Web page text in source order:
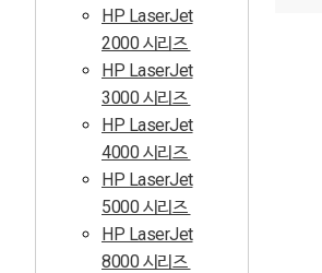
HP LaserJet
2000 시리즈
HP LaserJet
3000 시리즈
HP LaserJet
4000 시리즈
HP LaserJet
5000 시리즈
HP LaserJet
8000 시리즈